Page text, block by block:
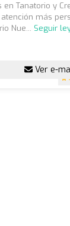
en Tanatorio y
atención más
Nue... Seguir
Ver e-